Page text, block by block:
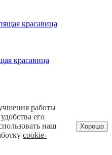
красавица
работы
его
наш
cookie-
Хорошо